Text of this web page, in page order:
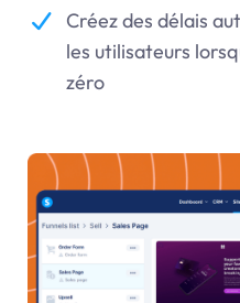
Créez des délais
les utilisateurs
zéro